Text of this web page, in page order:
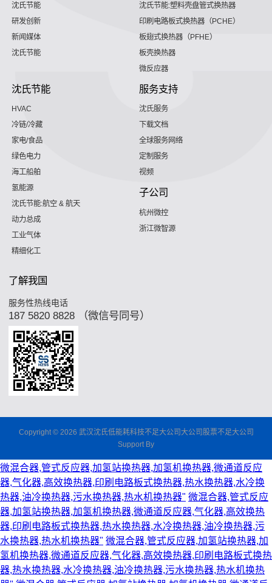
沈氏节能
研发创新
新闻媒体
沈氏节能
沈氏节能:塑料壳盘管式换热器
印刷电路板式换热器（PCHE）
板翅式换热器（PFHE）
板壳换热器
微反应器
沈氏节能
HVAC
冷链/冷藏
家电/食品
绿色电力
海工船舶
氢能源
沈氏节能:航空 & 航天
动力总成
工业气体
精细化工
服务支持
沈氏服务
下载文档
全球服务网络
定制服务
视频
子公司
杭州微控
浙江微智源
了解我国
服务性热线电话
187 5820 8828 （微信号同号）
Copyright © 2026 武汉沈氏低能耗科技不足大公司大公司股票不足大公司
Support By
微混合器,管式反应器,加氢站换热器,加氢机换热器,微通道反应
器,气化器,高效换热器,印刷电路板式换热器,热水换热器,水冷换
热器,油冷换热器,污水换热器,热水机换热器" 微混合器,管式反应
器,加氢站换热器,加氢机换热器,微通道反应器,气化器,高效换热
器,印刷电路板式换热器,热水换热器,水冷换热器,油冷换热器,污
水换热器,热水机换热器" 微混合器,管式反应器,加氢站换热器,加
氢机换热器,微通道反应器,气化器,高效换热器,印刷电路板式换热
器,热水换热器,水冷换热器,油冷换热器,污水换热器,热水机换热